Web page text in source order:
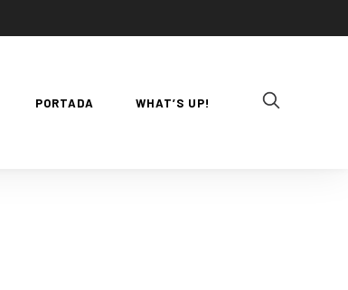
PORTADA WHAT’S UP!